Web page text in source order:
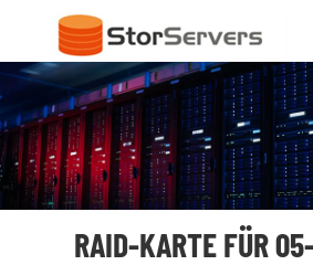
RAID-KARTE FÜR